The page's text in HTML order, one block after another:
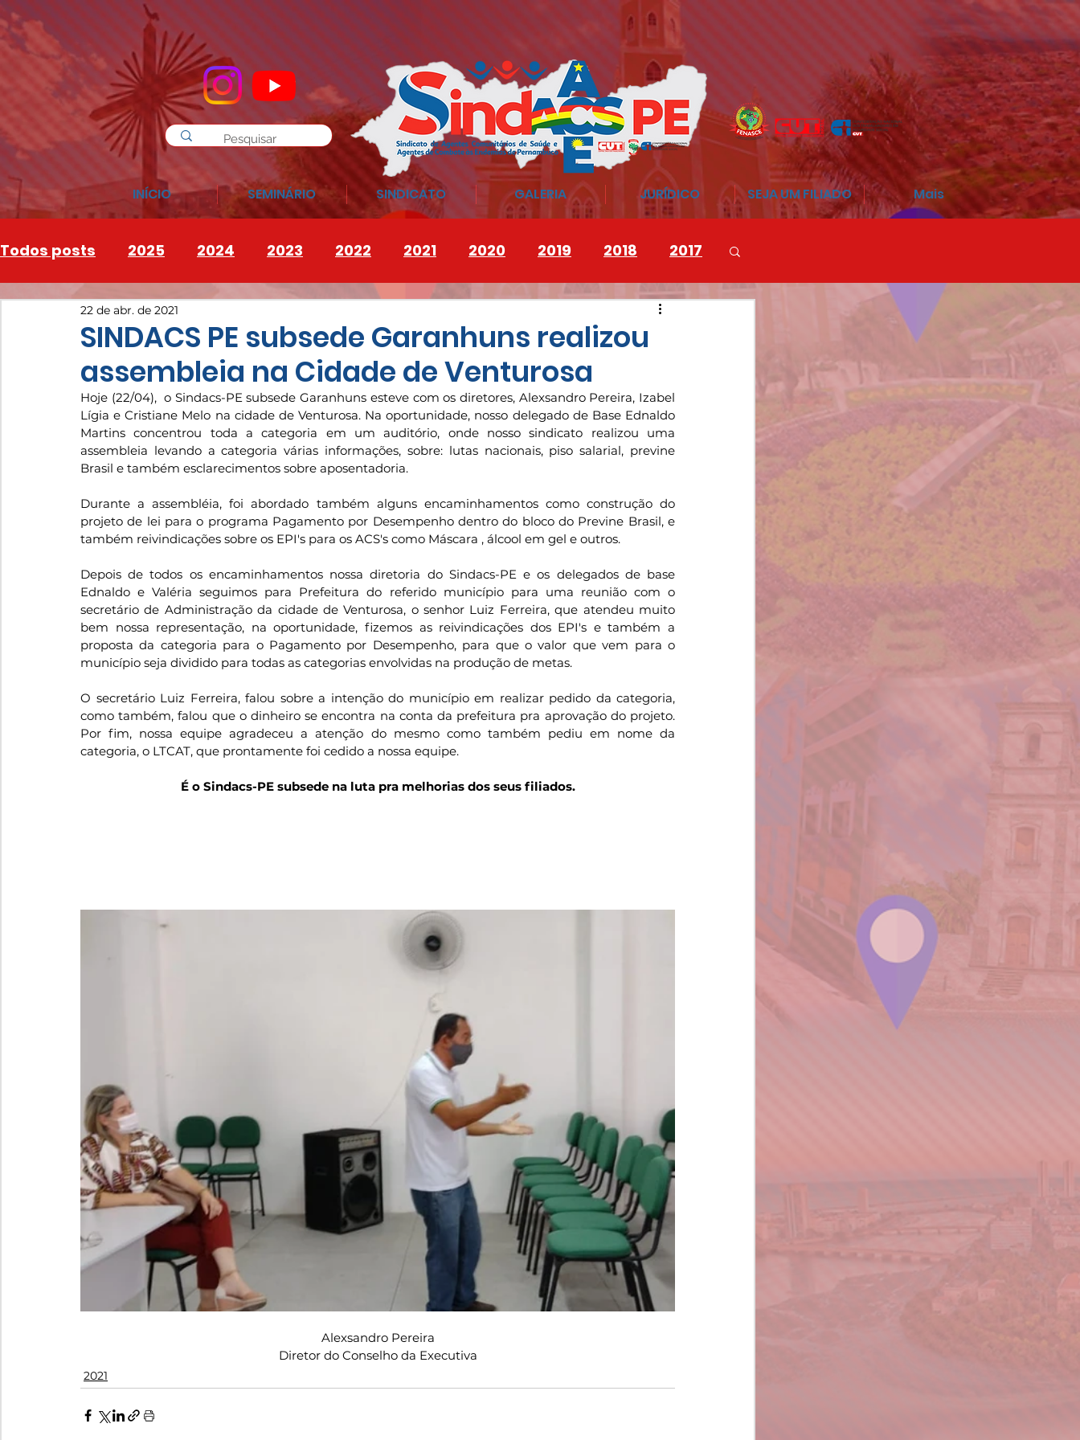
INÍCIO SEMINÁRIO SINDICATO GALERIA JURÍDICO SEJA UM FILIADO Mais
Todos posts 2025 2024 2023 2022 2021 2020 2019 2018 2017
INSTAGRAM 2026
SINDACS PE subsede Garanhuns realizou
assembleia na Cidade de Venturosa
22 de abr. de 2021
Hoje (22/04),  o Sindacs-PE subsede Garanhuns esteve com os diretores, Alexsandro Pereira, Izabel
Lígia e Cristiane Melo na cidade de Venturosa. Na oportunidade, nosso delegado de Base Ednaldo
Martins concentrou toda a categoria em um auditório, onde nosso sindicato realizou uma
assembleia levando a categoria várias informações, sobre: lutas nacionais, piso salarial, previne
Brasil e também esclarecimentos sobre aposentadoria.
Durante a assembléia, foi abordado também alguns encaminhamentos como construção do
projeto de lei para o programa Pagamento por Desempenho dentro do bloco do Previne Brasil, e
também reivindicações sobre os EPI's para os ACS's como Máscara , álcool em gel e outros.
Depois de todos os encaminhamentos nossa diretoria do Sindacs-PE e os delegados de base
Ednaldo e Valéria seguimos para Prefeitura do referido município para uma reunião com o
secretário de Administração da cidade de Venturosa, o senhor Luiz Ferreira, que atendeu muito
bem nossa representação, na oportunidade, fizemos as reivindicações dos EPI's e também a
proposta da categoria para o Pagamento por Desempenho, para que o valor que vem para o
município seja dividido para todas as categorias envolvidas na produção de metas.
O secretário Luiz Ferreira, falou sobre a intenção do município em realizar pedido da categoria,
como também, falou que o dinheiro se encontra na conta da prefeitura pra aprovação do projeto.
Por fim, nossa equipe agradeceu a atenção do mesmo como também pediu em nome da
categoria, o LTCAT, que prontamente foi cedido a nossa equipe.
É o Sindacs-PE subsede na luta pra melhorias dos seus filiados.
Alexsandro Pereira
Diretor do Conselho da Executiva
2021